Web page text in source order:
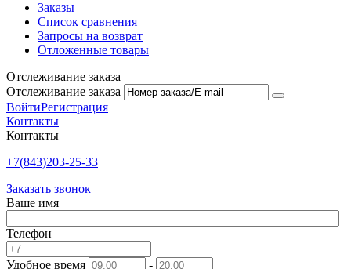
Заказы
Список сравнения
Запросы на возврат
Отложенные товары
Отслеживание заказа
Отслеживание заказа
ВойтиРегистрация
Контакты
Контакты
+7(843)203-25-33
Заказать звонок
Ваше имя
Телефон
Удобное время -